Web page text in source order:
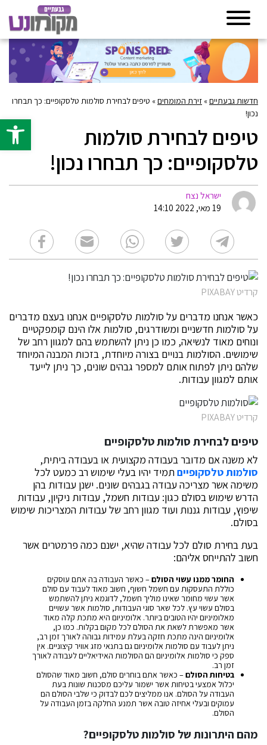
פתח
חדשות גבעתיים» זירת המומחים» טיפים לבחירת סולמות טלסקופיים: כך תבחרו
נכון!
טיפים לבחירת סולמות
טלסקופיים: כך תבחרו נכון!
ישראל נצח
19 מאי, 2022 14:10
קרדיט PIXABAY
כאשר אנחנו מדברים על סולמות טלסקופיים אנחנו בעצם מדברים
על סולמות חדשניים ומשודרגים, סולמות אלו הינם קומפקטיים
ונוחים מאוד לנשיאה, כמו כן ניתן להשתמש בהם למגוון רחב של
שימושים. הסולמות בנויים בצורה מיוחדת, בזכות המבנה המיוחד
שלהם ניתן לפתוח אותם למספר גבהים שונים, כך ניתן לייעד
אותם למגוון עבודות.
קרדיט PIXABAY
טיפים לבחירת סולמות טלסקופיים
לא משנה אם מדובר בעבודה מקצועית או בעבודה ביתית,
סולמות טלסקופייםתמיד יהיו בעלי שימוש רב כמעט לכל
משימה אשר מצריכה עבודה בגבהים שונים. ישנן עבודות בהן
הדרש שימוש בסולם כגון: עבודות חשמל, עבודות ניקיון, עבודות
שיפוץ, עבודות גננות ועוד מגוון רחב של עבודות המצריכות שימוש
בסולם.
בעת בחירת סולם לכל עבודה שהיא, ישנם כמה פרמטרים אשר
חשוב להתייחס אליהם:
החומר ממנו עשוי הסולם– כאשר העבודה בה אתם עוסקים
כוללת התעסקות עם חשמל חשוף, חשוב מאוד לעבוד עם סולם
אשר עשוי מחומר שאינו מוליך חשמל, לדוגמא ניתן להשתמש
בסולם עשוי עץ. לכל שאר סוגי העבודות, סולמות אשר עשויים
מאלומיניום יהיו הטובים ביותר. אלומיניום היא מתכת קלה מאוד
אשר מאפשרת לשאת את הסולם לכל מקום בקלות. כמו כן,
אלומיניום הינה מתכת חזקה בעלת עמידות גבוהה לאורך זמן רב,
ניתן לעבוד עם סולמות אלומיניום גם בתנאי מזג אוויר קיצוניים. אין
ספק כי סולמות אלומיניום הם הסולמות האידיאליים לעבודה לאורך
זמן רב.
בטיחות הסולם– כאשר אתם בוחרים סולם, חשוב מאוד שהסולם
יכלול אמצעי בטיחות אשר ישמור עליכם מסכנות שונות בעת
העבודה על הסולם. אנו ממליצים לכם לבדוק כי שלבי הסולם הם
עמוקים ובעלי אחיזה טובה אשר תמנע החלקה בזמן העבודה על
הסולם.
מהם היתרונות של סולמות טלסקופיים?